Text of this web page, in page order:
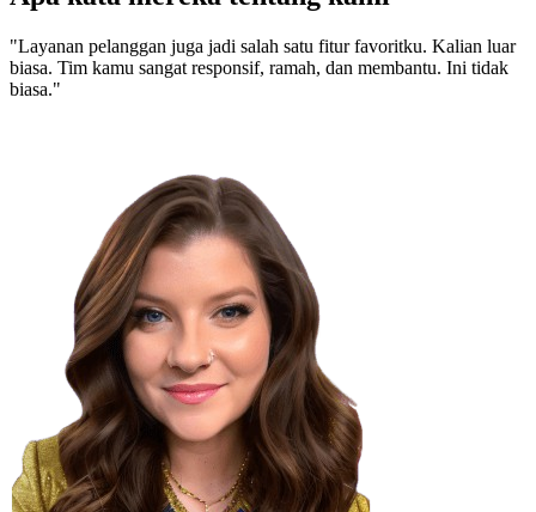
"Layanan pelanggan juga jadi salah satu fitur favoritku. Kalian luar
biasa. Tim kamu sangat responsif, ramah, dan membantu. Ini tidak
biasa."